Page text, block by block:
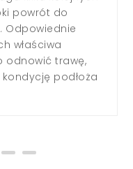
begonii lepiej
świetle,
tolerują
[7], [9]. Odmiany